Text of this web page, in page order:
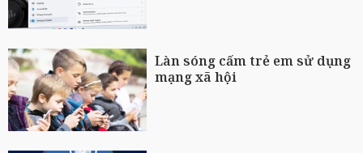
Làn sóng cấm trẻ em sử dụng
mạng xã hội